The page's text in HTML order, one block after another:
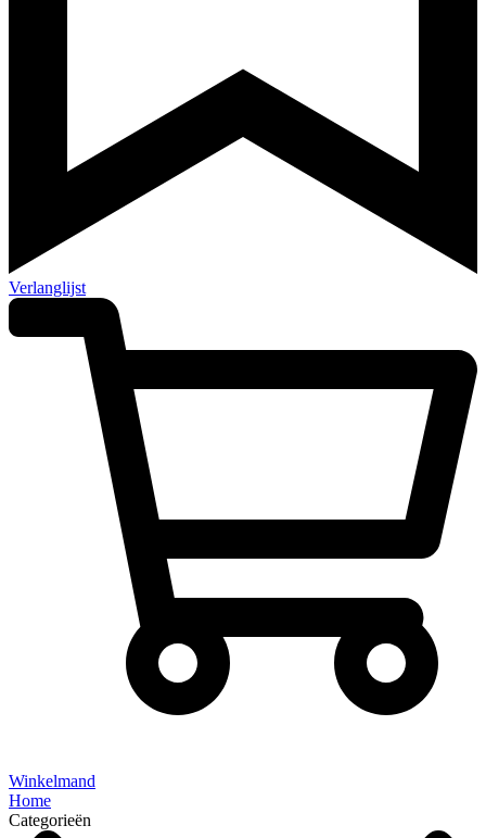
Verlanglijst
Winkelmand
Home
Categorieën